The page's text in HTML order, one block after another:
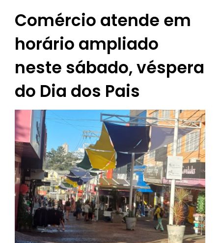
Comércio atende em
horário ampliado
neste sábado, véspera
do Dia dos Pais